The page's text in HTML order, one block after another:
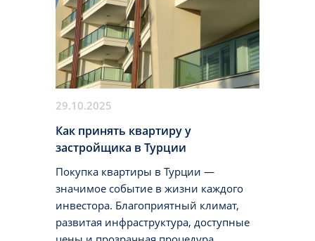
29.10.2025
Как принять квартиру у
застройщика в Турции
Покупка квартиры в Турции —
значимое событие в жизни каждого
инвестора. Благоприятный климат,
развитая инфраструктура, доступные